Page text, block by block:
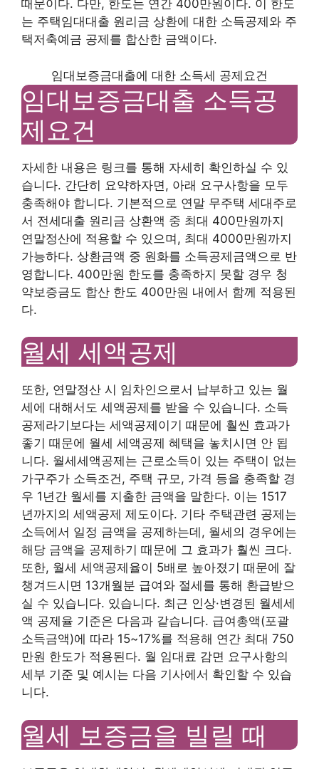
때문이다. 다만, 한도는 연간 400만원이다. 이 한도
는 주택임대대출 원리금 상환에 대한 소득공제와 주
택저축예금 공제를 합산한 금액이다.
임대보증금대출에 대한 소득세 공제요건
임대보증금대출 소득공
제요건
자세한 내용은 링크를 통해 자세히 확인하실 수 있
습니다. 간단히 요약하자면, 아래 요구사항을 모두
충족해야 합니다. 기본적으로 연말 무주택 세대주로
서 전세대출 원리금 상환액 중 최대 400만원까지
연말정산에 적용할 수 있으며, 최대 4000만원까지
가능하다. 상환금액 중 원화를 소득공제금액으로 반
영합니다. 400만원 한도를 충족하지 못할 경우 청
약보증금도 합산 한도 400만원 내에서 함께 적용된
다.
월세 세액공제
또한, 연말정산 시 임차인으로서 납부하고 있는 월
세에 대해서도 세액공제를 받을 수 있습니다. 소득
공제라기보다는 세액공제이기 때문에 훨씬 효과가
좋기 때문에 월세 세액공제 혜택을 놓치시면 안 됩
니다. 월세세액공제는 근로소득이 있는 주택이 없는
가구주가 소득조건, 주택 규모, 가격 등을 충족할 경
우 1년간 월세를 지출한 금액을 말한다. 이는 1517
년까지의 세액공제 제도이다. 기타 주택관련 공제는
소득에서 일정 금액을 공제하는데, 월세의 경우에는
해당 금액을 공제하기 때문에 그 효과가 훨씬 크다.
또한, 월세 세액공제율이 5배로 높아졌기 때문에 잘
챙겨드시면 13개월분 급여와 절세를 통해 환급받으
실 수 있습니다. 있습니다. 최근 인상·변경된 월세세
액 공제율 기준은 다음과 같습니다. 급여총액(포괄
소득금액)에 따라 15~17%를 적용해 연간 최대 750
만원 한도가 적용된다. 월 임대료 감면 요구사항의
세부 기준 및 예시는 다음 기사에서 확인할 수 있습
니다.
월세 보증금을 빌릴 때